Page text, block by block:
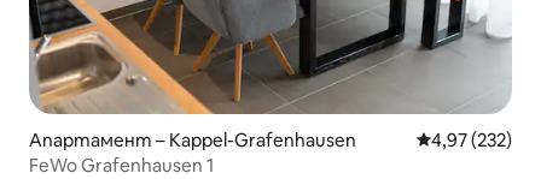
Апартамент – Kappel-Grafenhausen Средна
4,97 (232)
FeWo Grafenhausen 1